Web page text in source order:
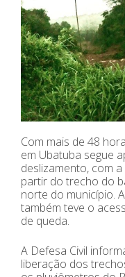
Com mais de 48
em Ubatuba segue
deslizamento, com
partir do trecho do
norte do município.
também teve o
de queda.
A Defesa Civil
liberação dos